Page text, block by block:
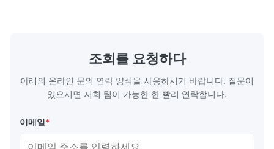
조회를 요청하다
아래의 온라인 문의 연락 양식을 사용하시기 바랍니다. 질문이
있으시면 저희 팀이 가능한 한 빨리 연락합니다.
이메일*